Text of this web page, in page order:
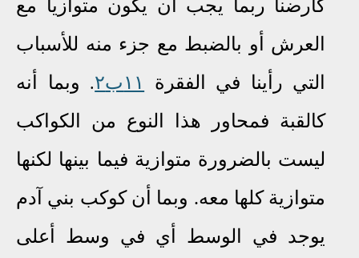
كأرضنا ربما يجب أن يكون متوازيا مع
العرش أو بالضبط مع جزء منه للأسباب
التي رأينا في الفقرة
١١ب٢ . وبما أنه
كالقبة فمحاور هذا النوع من الكواكب
ليست بالضرورة متوازية فيما بينها لكنها
متوازية كلها معه. وبما أن كوكب بني آدم
يوجد في الوسط أي في وسط أعلى